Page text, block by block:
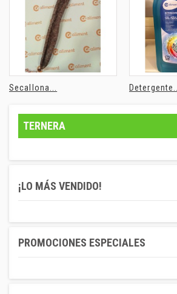
Secallona... Detergente...
TERNERA
¡LO MÁS VENDIDO!
PROMOCIONES ESPECIALES